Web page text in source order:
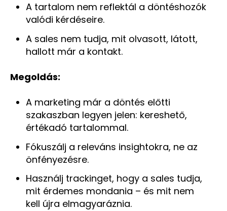
A tartalom nem reflektál a döntéshozók
valódi kérdéseire.
A sales nem tudja, mit olvasott, látott,
hallott már a kontakt.
Megoldás:
A marketing már a döntés előtti
szakaszban legyen jelen: kereshető,
értékadó tartalommal.
Fókuszálj a releváns insightokra, ne az
önfényezésre.
Használj trackinget, hogy a sales tudja,
mit érdemes mondania – és mit nem
kell újra elmagyaráznia.